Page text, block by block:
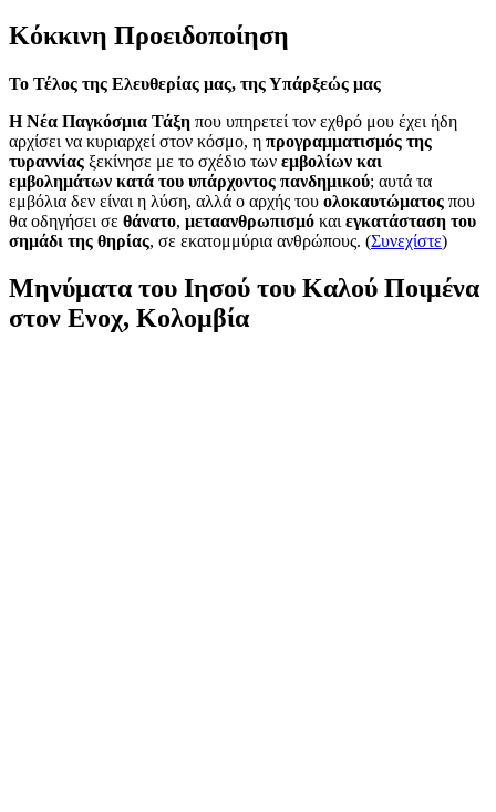
Κόκκινη Προειδοποίηση
Το Τέλος της Ελευθερίας μας, της Υπάρξεώς μας
Η Νέα Παγκόσμια Τάξη που υπηρετεί τον εχθρό μου έχει ήδη
αρχίσει να κυριαρχεί στον κόσμο, η προγραμματισμός της
τυραννίας ξεκίνησε με το σχέδιο των εμβολίων και
εμβολημάτων κατά του υπάρχοντος πανδημικού; αυτά τα
εμβόλια δεν είναι η λύση, αλλά ο αρχής του ολοκαυτώματος που
θα οδηγήσει σε θάνατο, μεταανθρωπισμό και εγκατάσταση του
σημάδι της θηρίας, σε εκατομμύρια ανθρώπους. (Συνεχίστε)
Μηνύματα του Ιησού του Καλού Ποιμένα
στον Ενοχ, Κολομβία